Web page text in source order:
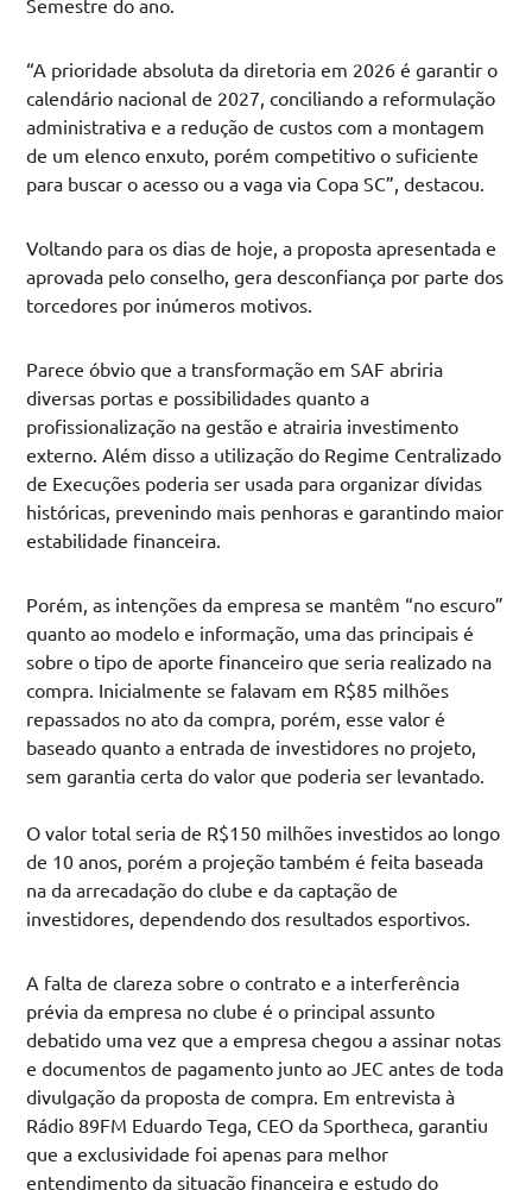
Semestre do ano.
“A prioridade absoluta da diretoria em 2026 é garantir o
calendário nacional de 2027, conciliando a reformulação
administrativa e a redução de custos com a montagem
de um elenco enxuto, porém competitivo o suficiente
para buscar o acesso ou a vaga via Copa SC”, destacou.
Voltando para os dias de hoje, a proposta apresentada e
aprovada pelo conselho, gera desconfiança por parte dos
torcedores por inúmeros motivos.
Parece óbvio que a transformação em SAF abriria
diversas portas e possibilidades quanto a
profissionalização na gestão e atrairia investimento
externo. Além disso a utilização do Regime Centralizado
de Execuções poderia ser usada para organizar dívidas
históricas, prevenindo mais penhoras e garantindo maior
estabilidade financeira.
Porém, as intenções da empresa se mantêm “no escuro”
quanto ao modelo e informação, uma das principais é
sobre o tipo de aporte financeiro que seria realizado na
compra. Inicialmente se falavam em R$85 milhões
repassados no ato da compra, porém, esse valor é
baseado quanto a entrada de investidores no projeto,
sem garantia certa do valor que poderia ser levantado.
O valor total seria de R$150 milhões investidos ao longo
de 10 anos, porém a projeção também é feita baseada
na da arrecadação do clube e da captação de
investidores, dependendo dos resultados esportivos.
A falta de clareza sobre o contrato e a interferência
prévia da empresa no clube é o principal assunto
debatido uma vez que a empresa chegou a assinar notas
e documentos de pagamento junto ao JEC antes de toda
divulgação da proposta de compra. Em entrevista à
Rádio 89FM Eduardo Tega, CEO da Sportheca, garantiu
que a exclusividade foi apenas para melhor
entendimento da situação financeira e estudo do